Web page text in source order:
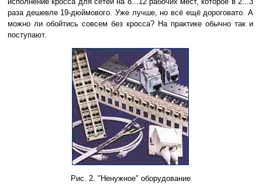
раза дешевле 19-дюймового. Уже лучше, но всё ещё дороговато. А
можно ли обойтись совсем без кросса? На практике обычно так и
поступают.
Рис. 2. "Ненужное" оборудование